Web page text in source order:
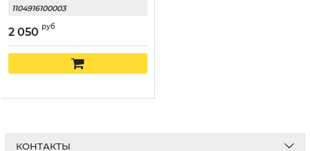
1104916100003
2 050 руб
КОНТАКТЫ